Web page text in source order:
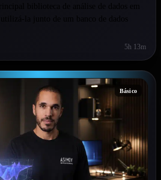
biblioteca de análise de dados em
utilizá-la junto de um banco de dados
5h 13m
Básico